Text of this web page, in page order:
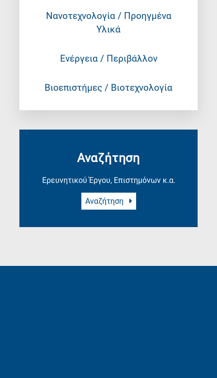
Νανοτεχνολογία / Προηγμένα
Υλικά
Ενέργεια / Περιβάλλον
Βιοεπιστήμες / Βιοτεχνολογία
Αναζήτηση
Ερευνητικού Έργου, Επιστημόνων κ.α.
Αναζήτηση